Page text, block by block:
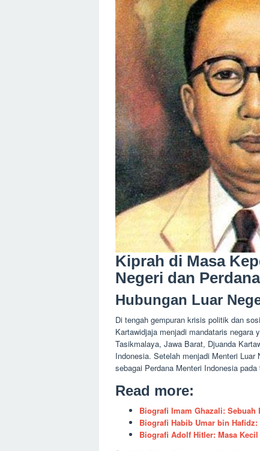
Kiprah di Masa
Negeri dan
Hubungan Luar
Di tengah gempuran krisis politik dan
Kartawidjaja menjadi mandataris negara
Tasikmalaya, Jawa Barat, Djuanda
Indonesia. Setelah menjadi Menteri
sebagai Perdana Menteri Indonesia pada
Read more:
Biografi Imam Ghazali: Sebuah
Biografi Habib Umar bin
Biografi Adolf Hitler: Masa